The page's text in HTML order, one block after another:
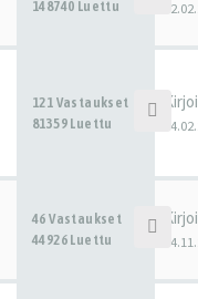
148740 Luettu
121 Vastaukset
81359 Luettu
46 Vastaukset
44926 Luettu